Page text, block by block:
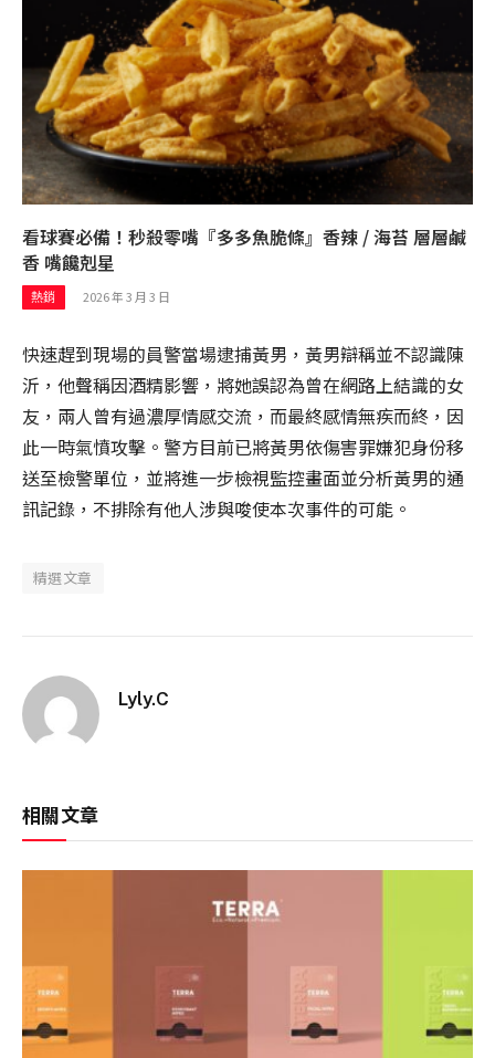
看球賽必備！秒殺零嘴『多多魚脆條』香辣 / 海苔 層層鹹
香 嘴饞剋星
熱銷 2026 年 3 月 3 日
快速趕到現場的員警當場逮捕黃男，黃男辯稱並不認識陳
沂，他聲稱因酒精影響，將她誤認為曾在網路上結識的女
友，兩人曾有過濃厚情感交流，而最終感情無疾而終，因
此一時氣憤攻擊。警方目前已將黃男依傷害罪嫌犯身份移
送至檢警單位，並將進一步檢視監控畫面並分析黃男的通
訊記錄，不排除有他人涉與唆使本次事件的可能。
精選文章
Lyly.C
相關文章